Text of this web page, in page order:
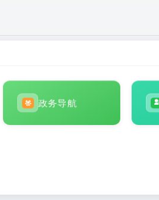
政务导航